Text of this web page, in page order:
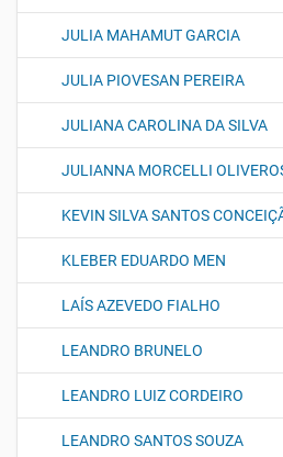
JULIA MAHAMUT GARCIA
JULIA PIOVESAN PEREIRA
JULIANA CAROLINA DA SILVA
JULIANNA MORCELLI
KEVIN SILVA SANTOS
KLEBER EDUARDO MEN
LAÍS AZEVEDO FIALHO
LEANDRO BRUNELO
LEANDRO LUIZ CORDEIRO
LEANDRO SANTOS SOUZA